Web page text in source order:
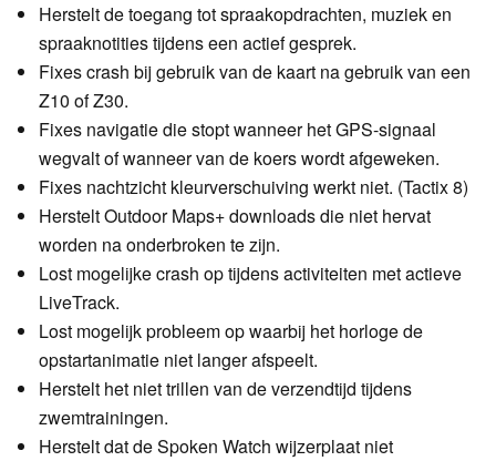
Herstelt de toegang tot spraakopdrachten, muziek en
spraaknotities tijdens een actief gesprek.
Fixes crash bij gebruik van de kaart na gebruik van een
Z10 of Z30.
Fixes navigatie die stopt wanneer het GPS-signaal
wegvalt of wanneer van de koers wordt afgeweken.
Fixes nachtzicht kleurverschuiving werkt niet. (Tactix 8)
Herstelt Outdoor Maps+ downloads die niet hervat
worden na onderbroken te zijn.
Lost mogelijke crash op tijdens activiteiten met actieve
LiveTrack.
Lost mogelijk probleem op waarbij het horloge de
opstartanimatie niet langer afspeelt.
Herstelt het niet trillen van de verzendtijd tijdens
zwemtrainingen.
Herstelt dat de Spoken Watch wijzerplaat niet